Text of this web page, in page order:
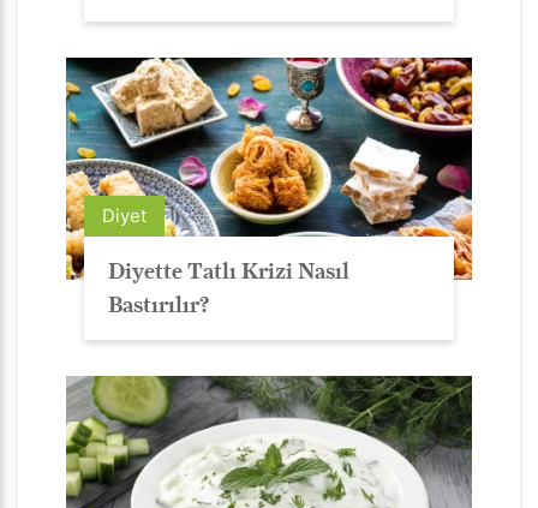
Diyet
Diyette Tatlı Krizi Nasıl
Bastırılır?